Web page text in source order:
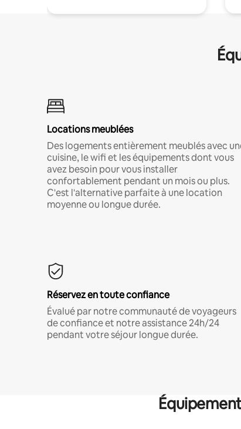
Locations meublées
Des logements entièrement meublés avec
cuisine, le wifi et les équipements dont vous
avez besoin pour vous installer
confortablement pendant un mois ou plus.
C'est l'alternative parfaite à une location
moyenne ou longue durée.
Réservez en toute confiance
Évalué par notre communauté de voyageurs
de confiance et notre assistance 24h/24
pendant votre séjour longue durée.